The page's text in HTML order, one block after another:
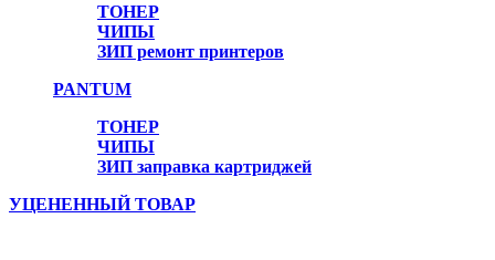
ТОНЕР
ЧИПЫ
ЗИП ремонт принтеров
PANTUM
ТОНЕР
ЧИПЫ
ЗИП заправка картриджей
УЦЕНЕННЫЙ ТОВАР